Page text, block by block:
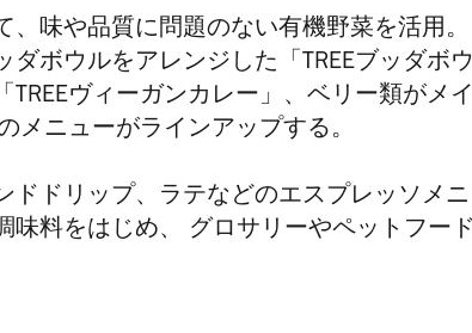
味や品質に問題のない有機野菜を活用。
ボウルをアレンジした「TREEブッダボウ
ヴィーガンカレー」、ベリー類がメイ
メニューがラインアップする。
ドドリップ、ラテなどのエスプレッソメニ
料をはじめ、 グロサリーやペットフード